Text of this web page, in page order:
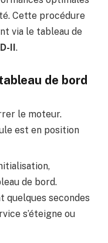
Cette procédure
via le tableau de
II.
de bord
le moteur.
est en position
de bord.
quelques secondes
s’éteigne ou